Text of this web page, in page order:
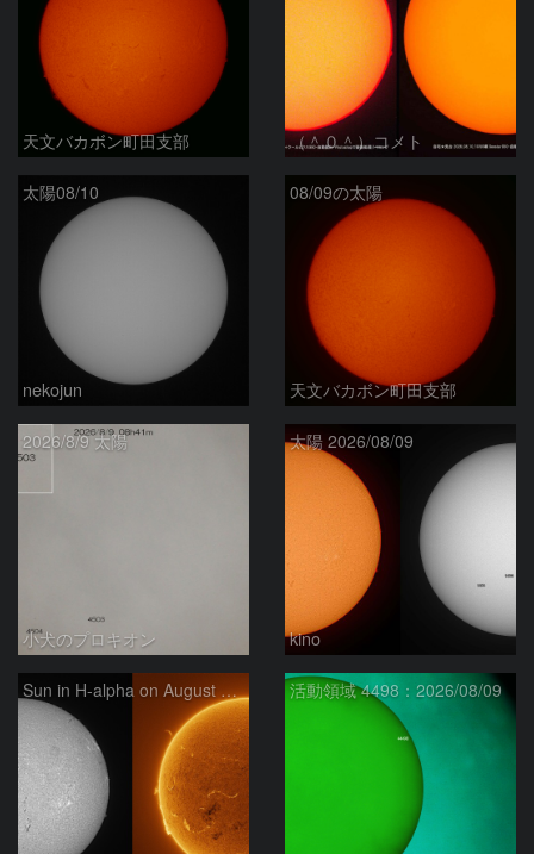
天文バカボン町田支部 （＾０＾）コメト
太陽08/10
nekojun
08/09の太陽
天文バカボン町田支部
2026/8/9 太陽
小犬のプロキオン
太陽 2026/08/09
kino
Sun in H-alpha on August 9, 2026 活動領域 4498：2026/08/09